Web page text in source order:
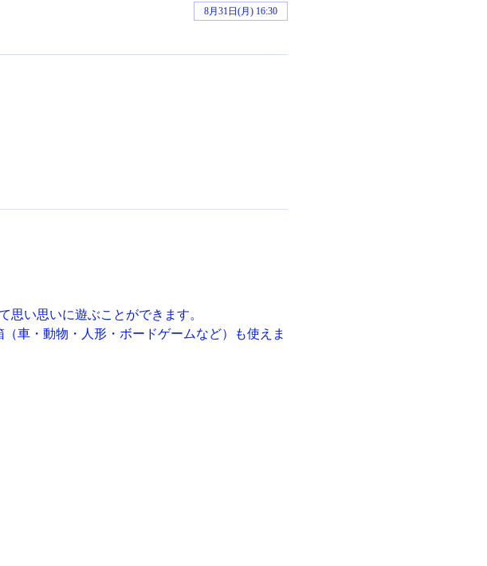
8月31日(月) 16:30
い思いに遊ぶことができます。
車・動物・人形・ボードゲームなど）も使えま